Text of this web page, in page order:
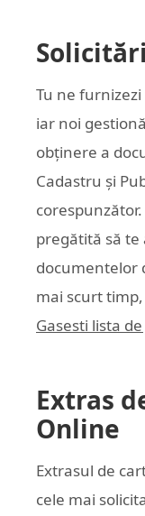
Tu ne
iar noi
obținere a
Cadastru și
corespunzător.
pregătită să
documentelor
mai scurt
Gasesti lista
Extras
Online
Extrasul de
cele mai